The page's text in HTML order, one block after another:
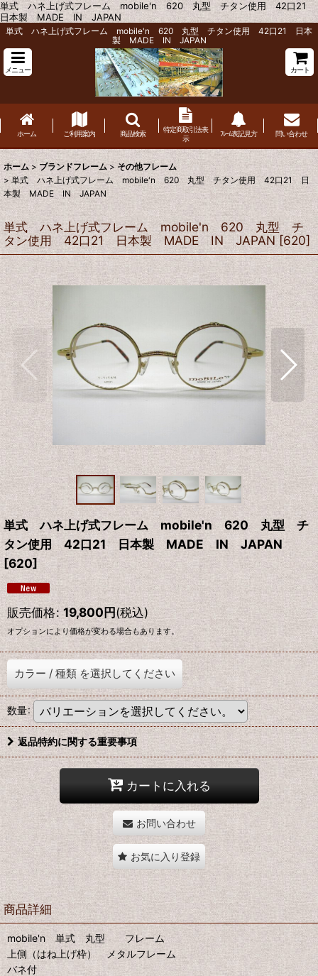
単式 ハネ上げ式フレーム mobile'n 620 丸型 チタン使用 42口21
日本製 MADE IN JAPAN
単式 ハネ上げ式フレーム mobile'n 620 丸型 チタン使用 42口21 日本
製 MADE IN JAPAN
メニュー カート
ホーム ご利用案内 商品検索
特定商取引法表
示
ﾌﾚｰﾑ表記見方 問い合わせ
ホーム > ブランドフレーム > その他フレーム
> 単式 ハネ上げ式フレーム mobile'n 620 丸型 チタン使用 42口21 日
本製 MADE IN JAPAN
単式 ハネ上げ式フレーム mobile'n 620 丸型 チ
タン使用 42口21 日本製 MADE IN JAPAN [620]
単式 ハネ上げ式フレーム mobile'n 620 丸型 チ
タン使用 42口21 日本製 MADE IN JAPAN
[620]
販売価格: 19,800円(税込)
オプションにより価格が変わる場合もあります。
カラー / 種類 を選択してください
数量:
返品特約に関する重要事項
カートに入れる
お問い合わせ
お気に入り登録
商品詳細
mobile'n 単式 丸型 フレーム
上側（はね上げ枠） メタルフレーム
バネ付